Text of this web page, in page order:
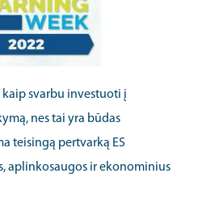
svarbu investuoti į
nes tai yra būdas
teisingą pertvarką ES
aplinkosaugos ir ekonominius